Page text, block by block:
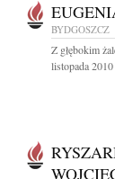
BYDGOSZCZ
Z głębokim
listopada 2010